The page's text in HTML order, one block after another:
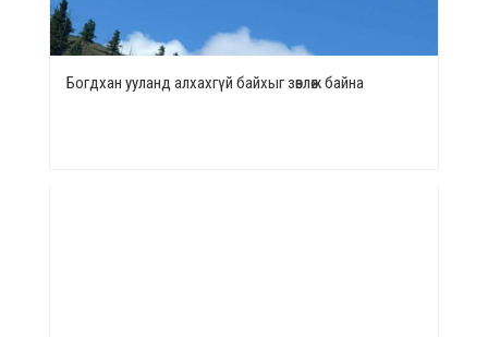
Богдхан ууланд алхахгүй байхыг зөвлөж байна